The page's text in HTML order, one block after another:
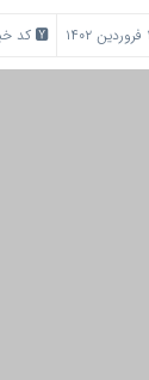
کد خبر